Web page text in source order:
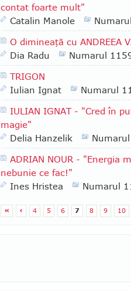
contat foarte mult"
Catalin Manole
O dimineaţă cu ANDREEA
Dia Radu
Numarul
TRIGON
Iulian Ignat
Numarul
IULIAN IGNAT - "Cred în
magie"
Delia Hanzelik
ADRIAN NOUR - "Energia
nebunie ce fac!"
Ines Hristea
Numarul
« ‹ 4 5 6 7 8 9 10